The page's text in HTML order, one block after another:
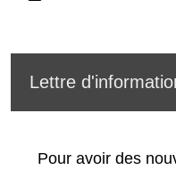
Lettre
Pour avoir des